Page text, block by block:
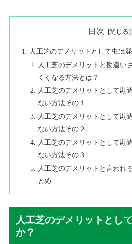
目次
人工芝のデメリットとして虫は
人工芝のデメリットと勘違い
くくなる方法とは？
人工芝のデメリットとして勘
ない方法その１
人工芝のデメリットとして勘
ない方法その２
人工芝のデメリットとして勘
ない方法その３
人工芝のデメリットと言われ
とめ
人工芝のデメリットとし
か？